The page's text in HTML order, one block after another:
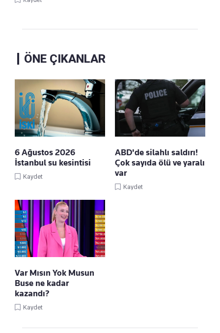
ÖNE ÇIKANLAR
6 Ağustos 2026
İstanbul su kesintisi
Kaydet
ABD'de silahlı saldırı!
Çok sayıda ölü ve yaralı
var
Kaydet
Var Mısın Yok Musun
Buse ne kadar
kazandı?
Kaydet